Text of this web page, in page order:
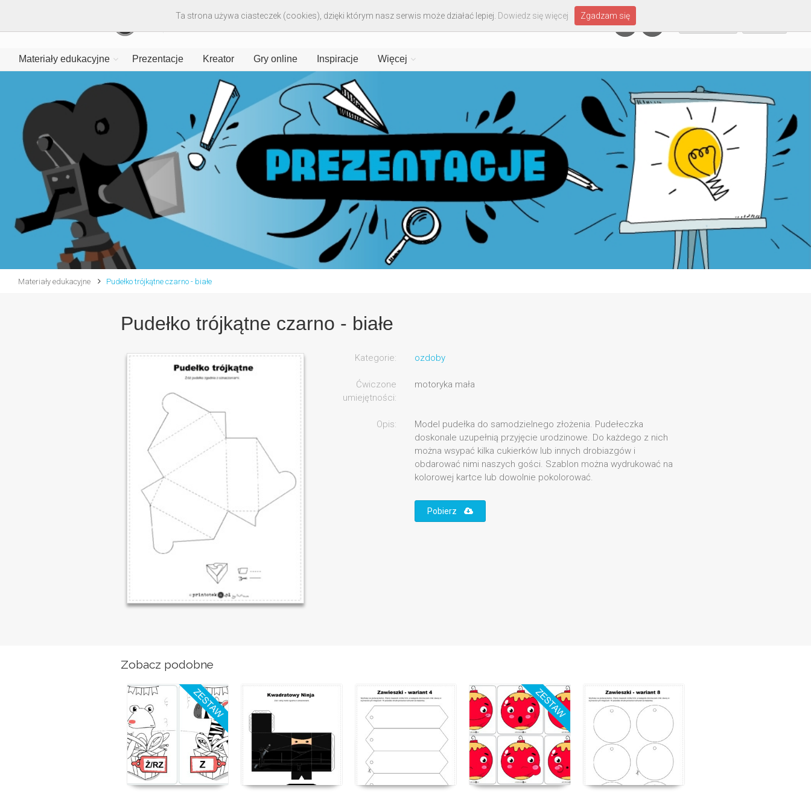
Materiały edukacyjne Prezentacje Kreator Gry online Inspiracje Więcej
Materiały edukacyjne Pudełko trójkątne czarno - białe
Pudełko trójkątne czarno - białe
Kategorie: ozdoby
Ćwiczone
umiejętności:
motoryka mała
Opis:
Model pudełka do samodzielnego złożenia. Pudełeczka
doskonale uzupełnią przyjęcie urodzinowe. Do każdego z nich
można wsypać kilka cukierków lub innych drobiazgów i
obdarować nimi naszych gości. Szablon można wydrukować na
kolorowej kartce lub dowolnie pokolorować.
Pobierz
Zobacz podobne
Ta strona używa ciasteczek (cookies), dzięki którym nasz serwis może działać lepiej. Dowiedz się więcej Zgadzam się